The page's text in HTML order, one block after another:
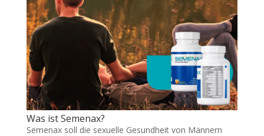
Was ist Semenax?
Semenax soll die sexuelle Gesundheit von Männern